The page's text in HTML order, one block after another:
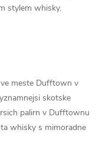
stylem whisky.
meste Dufftown v
skotske
palirn v Dufftownu
whisky s mimoradne